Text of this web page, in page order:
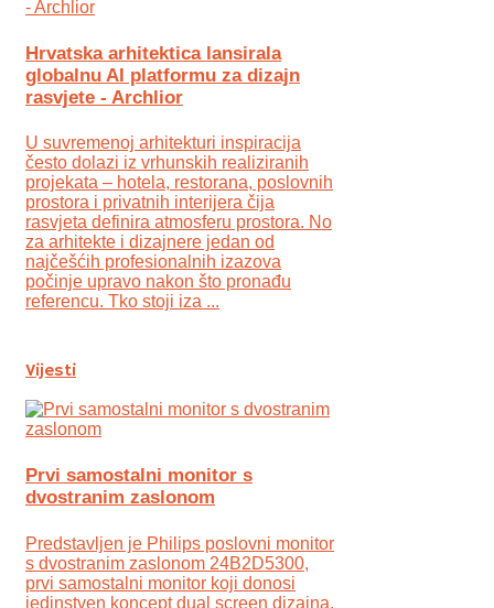
Hrvatska arhitektica lansirala
globalnu AI platformu za dizajn
rasvjete - Archlior
U suvremenoj arhitekturi inspiracija
često dolazi iz vrhunskih realiziranih
projekata – hotela, restorana, poslovnih
prostora i privatnih interijera čija
rasvjeta definira atmosferu prostora. No
za arhitekte i dizajnere jedan od
najčešćih profesionalnih izazova
počinje upravo nakon što pronađu
referencu. Tko stoji iza ...
Vijesti
Prvi samostalni monitor s
dvostranim zaslonom
Predstavljen je Philips poslovni monitor
s dvostranim zaslonom 24B2D5300,
prvi samostalni monitor koji donosi
jedinstven koncept dual screen dizajna.